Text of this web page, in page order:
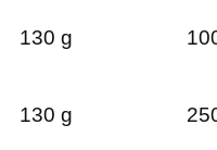
130 g
130 g